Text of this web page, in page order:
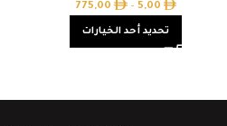
5,00
–
775,00
تحديد أحد الخيارات